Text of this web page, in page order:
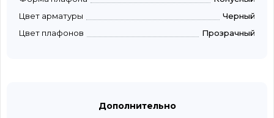
Цвет арматуры
Черный
Цвет плафонов
Прозрачный
Дополнительно